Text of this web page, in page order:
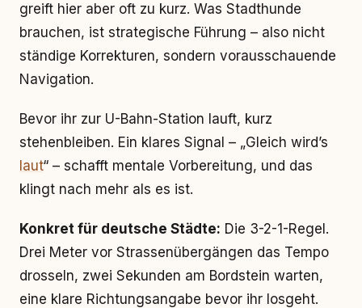
greift hier aber oft zu kurz. Was Stadthunde
brauchen, ist strategische Führung – also nicht
ständige Korrekturen, sondern vorausschauende
Navigation.
Bevor ihr zur U-Bahn-Station lauft, kurz
stehenbleiben. Ein klares Signal – „Gleich wird’s
laut“ – schafft mentale Vorbereitung, und das
klingt nach mehr als es ist.
Konkret für deutsche Städte: Die 3-2-1-Regel.
Drei Meter vor Strassenübergängen das Tempo
drosseln, zwei Sekunden am Bordstein warten,
eine klare Richtungsangabe bevor ihr losgeht.